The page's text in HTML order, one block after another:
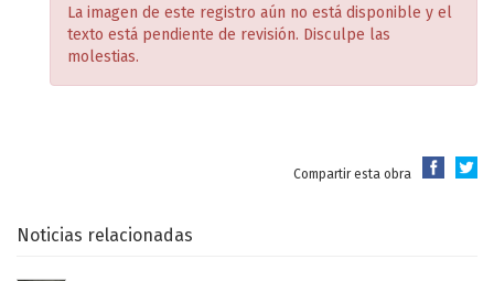
La imagen de este registro aún no está disponible y el
texto está pendiente de revisión. Disculpe las
molestias.
Compartir esta obra
Noticias relacionadas